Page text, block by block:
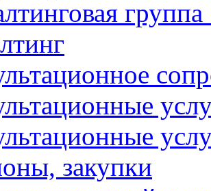
закупки